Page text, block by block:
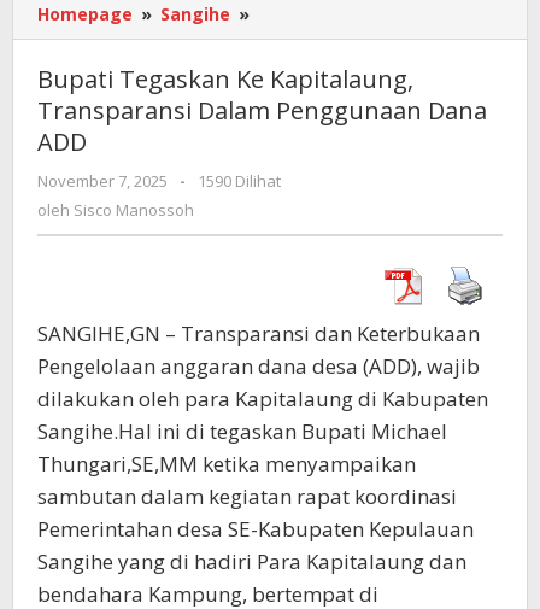
Homepage » Sangihe »
Tegaskan
Kapitalaung,
Transparansi
Dana
Bupati Tegaskan Ke Kapitalaung,
Transparansi Dalam Penggunaan Dana
ADD
November 7, 2025
oleh
Sisco
-
1590 Dilihat
oleh Sisco Manossoh
SANGIHE,GN – Transparansi dan Keterbukaan
Pengelolaan anggaran dana desa (ADD), wajib
dilakukan oleh para Kapitalaung di Kabupaten
Sangihe.Hal ini di tegaskan Bupati Michael
Thungari,SE,MM ketika menyampaikan
sambutan dalam kegiatan rapat koordinasi
Pemerintahan desa SE-Kabupaten Kepulauan
Sangihe yang di hadiri Para Kapitalaung dan
bendahara Kampung, bertempat di